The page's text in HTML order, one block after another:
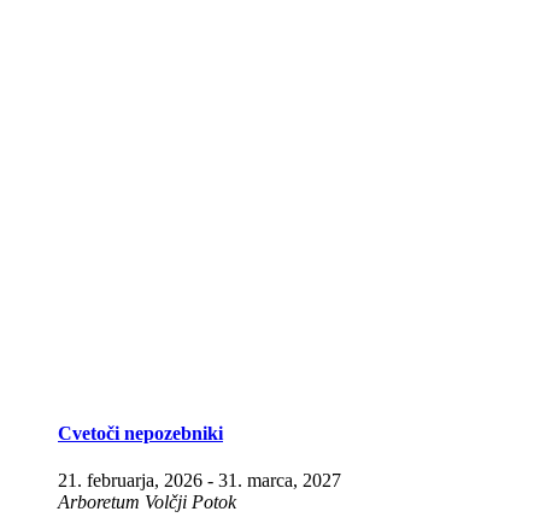
Cvetoči nepozebniki
21. februarja, 2026 - 31. marca, 2027
Arboretum Volčji Potok